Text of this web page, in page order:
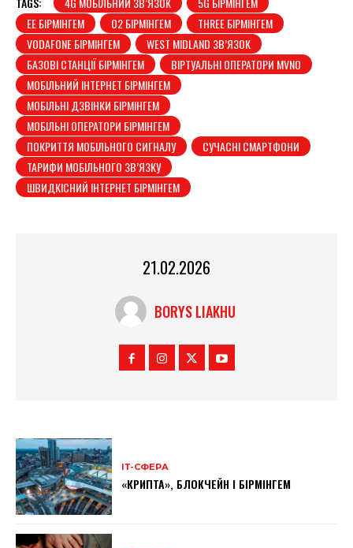
EE БІРМІНГЕМ
O2 БІРМІНГЕМ
THREE БІРМІНГЕМ
VODAFONE БІРМІНГЕМ
WEST MIDLAND ЗВ’ЯЗОК
БАЗОВІ СТАНЦІЇ БІРМІНГЕМ
ВІРТУАЛЬНІ ОПЕРАТОРИ MVNO
МОБІЛЬНИЙ ІНТЕРНЕТ БІРМІНГЕМ
МОБІЛЬНІ ДЗВІНКИ БІРМІНГЕМ
МОБІЛЬНІ ОПЕРАТОРИ БІРМІНГЕМ
ПОКРИТТЯ МОБІЛЬНОГО СИГНАЛУ
СУЧАСНІ СМАРТФОНИ
ТАРИФИ МОБІЛЬНОГО ЗВ’ЯЗКУ
ШВИДКІСНИЙ ІНТЕРНЕТ БІРМІНГЕМ
21.02.2026
BORYS LIAKHU
ІТ-СФЕРА
«КРИПТА», БЛОКЧЕЙН І БІРМІНГЕМ